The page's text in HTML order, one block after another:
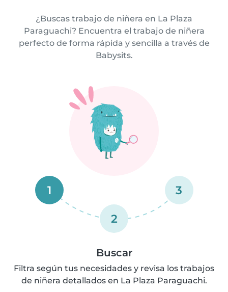
¿Buscas trabajo de niñera en La Plaza
Paraguachi? Encuentra el trabajo de niñera
perfecto de forma rápida y sencilla a través de
Babysits.
1
2
3
Buscar
Filtra según tus necesidades y revisa los trabajos
de niñera detallados en La Plaza Paraguachi.